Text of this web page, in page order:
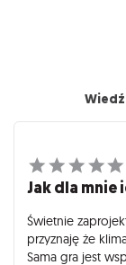
Jak dla mnie
Świetnie
przyznaję że
Sama gra jest